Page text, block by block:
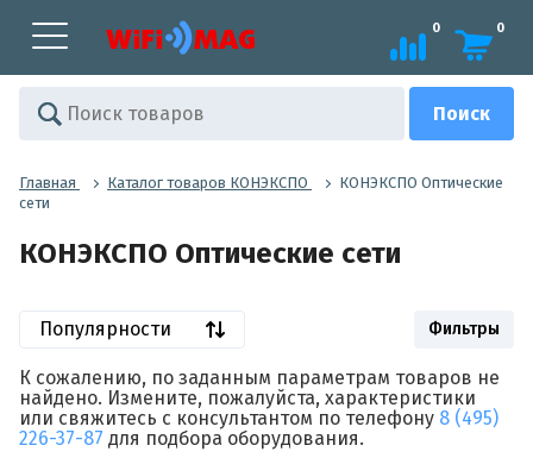
0 0
Главная Каталог товаров КОНЭКСПО
КОНЭКСПО Оптические
сети
КОНЭКСПО Оптические сети
Популярности Фильтры
К сожалению, по заданным параметрам товаров не
найдено. Измените, пожалуйста, характеристики
или свяжитесь с консультантом по телефону 8 (495)
226-37-87 для подбора оборудования.